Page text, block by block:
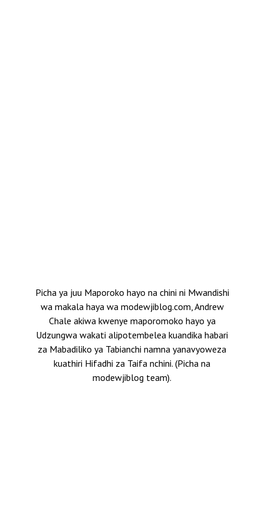
Picha ya juu Maporoko hayo na chini ni Mwandishi
wa makala haya wa modewjiblog.com, Andrew
Chale akiwa kwenye maporomoko hayo ya
Udzungwa wakati alipotembelea kuandika habari
za Mabadiliko ya Tabianchi namna yanavyoweza
kuathiri Hifadhi za Taifa nchini. (Picha na
modewjiblog team).